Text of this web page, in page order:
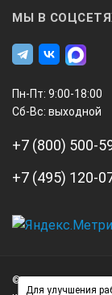
100
6
МЫ В
Пн-Пт: 9:00-18:00
Сб-Вс: выходной
+7 (800) 500-
+7 (495) 120-
Нагорный
© 2026 А3
Для улучшения